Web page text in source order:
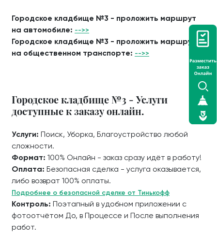
Городское кладбище №3 - проложить маршрут
на автомобиле: -->>
Городское кладбище №3 - проложить маршрут
на общественном транспорте: -->>
Городское кладбище №3 - Услуги
доступные к заказу онлайн.
Услуги: Поиск, Уборка, Благоустройство любой
сложности.
Формат: 100% Онлайн - заказ сразу идёт в работу!
Оплата: Безопасная сделка - услуга оказывается,
либо возврат 100% оплаты.
Подробнее о безопасной сделке от Тинькофф
Контроль: Поэтапный в удобном приложении с
фотоотчётом До, в Процессе и После выполнения
работ.